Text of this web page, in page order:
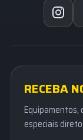
RECEBA
Equipamentos,
especiais